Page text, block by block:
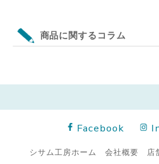
商品に関するコラム
Facebook
シサム工房ホーム 会社概要 店